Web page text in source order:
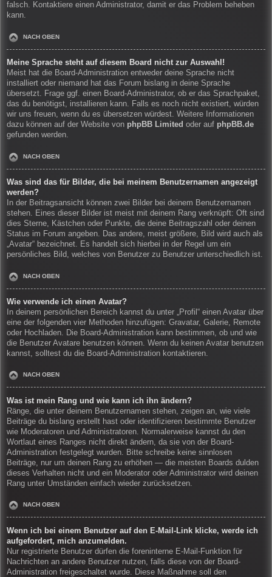
falsch. Kontaktiere einen Administrator, damit er das Problem beheben
kann.
NACH OBEN
Meine Sprache steht auf diesem Board nicht zur Auswahl!
Meist hat die Board-Administration entweder deine Sprache nicht
installiert oder niemand hat das Forum bislang in deine Sprache
übersetzt. Frage ggf. einen Board-Administrator, ob er das Sprachpaket,
das du benötigst, installieren kann. Falls es noch nicht existiert, würden
wir uns freuen, wenn du es übersetzen würdest. Weitere Informationen
dazu können auf der Website von phpBB Limited oder auf phpBB.de
gefunden werden.
NACH OBEN
Was sind das für Bilder, die bei meinem Benutzernamen angezeigt
werden?
In der Beitragsansicht können zwei Bilder bei deinem Benutzernamen
stehen. Eines dieser Bilder ist meist mit deinem Rang verknüpft: Oft sind
dies Sterne, Kästchen oder Punkte, die deine Beitragszahl oder deinen
Status im Forum angeben. Das andere, meist größere, Bild wird auch als
„Avatar“ bezeichnet. Es handelt sich hierbei in der Regel um ein
persönliches Bild, welches von Benutzer zu Benutzer unterschiedlich ist.
NACH OBEN
Wie verwende ich einen Avatar?
In deinem persönlichen Bereich kannst du unter „Profil“ einen Avatar über
eine der folgenden vier Methoden hinzufügen: Gravatar, Galerie, Remote
oder Hochladen. Die Board-Administration kann bestimmen, ob und wie
die Benutzer Avatare benutzen können. Wenn du keinen Avatar benutzen
kannst, solltest du die Board-Administration kontaktieren.
NACH OBEN
Was ist mein Rang und wie kann ich ihn ändern?
Ränge, die unter deinem Benutzernamen stehen, zeigen an, wie viele
Beiträge du bislang erstellt hast oder identifizieren bestimmte Benutzer
wie Moderatoren und Administratoren. Normalerweise kannst du den
Wortlaut eines Ranges nicht direkt ändern, da sie von der Board-
Administration festgelegt wurden. Bitte schreibe keine sinnlosen
Beiträge, nur um deinen Rang zu erhöhen — die meisten Boards dulden
dieses Verhalten nicht und ein Moderator oder Administrator wird deinen
Rang unter Umständen einfach wieder zurücksetzen.
NACH OBEN
Wenn ich bei einem Benutzer auf den E-Mail-Link klicke, werde ich
aufgefordert, mich anzumelden.
Nur registrierte Benutzer dürfen die foreninterne E-Mail-Funktion für
Nachrichten an andere Benutzer nutzen, falls diese von der Board-
Administration freigeschaltet wurde. Diese Maßnahme soll den